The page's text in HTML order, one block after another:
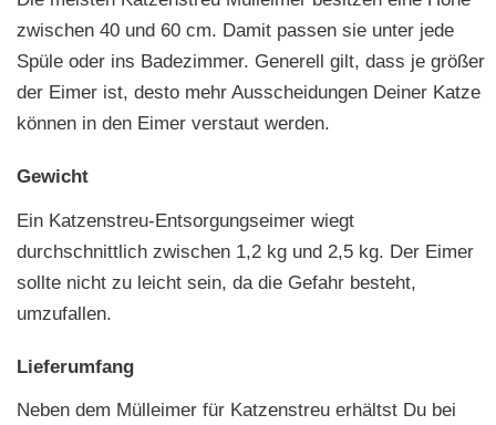
zwischen 40 und 60 cm. Damit passen sie unter jede
Spüle oder ins Badezimmer. Generell gilt, dass je größer
der Eimer ist, desto mehr Ausscheidungen Deiner Katze
können in den Eimer verstaut werden.
Gewicht
Ein Katzenstreu-Entsorgungseimer wiegt
durchschnittlich zwischen 1,2 kg und 2,5 kg. Der Eimer
sollte nicht zu leicht sein, da die Gefahr besteht,
umzufallen.
Lieferumfang
Neben dem Mülleimer für Katzenstreu erhältst Du bei